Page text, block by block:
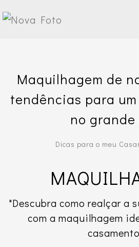
Maquilhagem de
tendências para
no grande
Dicas para o meu
"Descubra como realçar a
com a maquilhagem